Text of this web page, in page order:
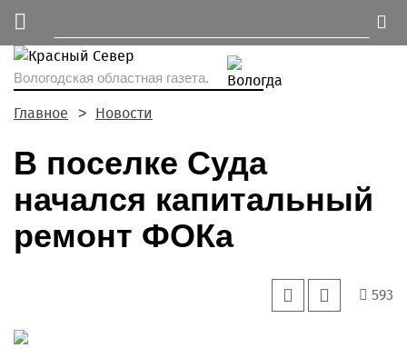
Вологодская областная газета.
Главное Новости
В поселке Суда
начался капитальный
ремонт ФОКа
593